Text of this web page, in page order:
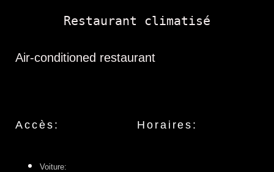
Restaurant climatisé
Air-conditioned restaurant
Accès:
Voiture:
Horaires: